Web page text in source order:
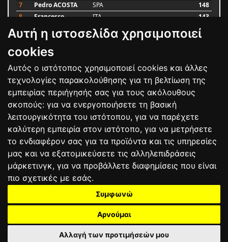
Αυτή η ιστοσελίδα χρησιμοποιεί
cookies
Αυτός ο ιστότοπος χρησιμοποιεί cookies και άλλες
τεχνολογίες παρακολούθησης για τη βελτίωση της
εμπειρίας περιήγησής σας για τους ακόλουθους
σκοπούς: για να ενεργοποιήσετε τη βασική
λειτουργικότητα του ιστότοπου, για να παρέχετε
καλύτερη εμπειρία στον ιστότοπο, για να μετρήσετε
το ενδιαφέρον σας για τα προϊόντα και τις υπηρεσίες
μας και να εξατομικεύσετε τις αλληλεπιδράσεις
μάρκετινγκ, για να προβάλλετε διαφημίσεις που είναι
πιο σχετικές με εσάς.
Συμφωνώ
Αρνούμαι
Αλλαγή των προτιμήσεών μου
7
Pedro ACOSTA SPA
148
8
Francesco ITA 143
9 Alex MARQUEZ SPA
Luca MARINI
Bαθμολογία
ΟΡΟΙ ΧΡΗΣΗΣΠΟΛΙΤΙΚΗ ΠΡΟΣΤΑΣΙΑΣ
ΑΓΩΝΕΣΑΠΟΤΕΛΕΣΜΑΤΑΑΓΟΡΑ